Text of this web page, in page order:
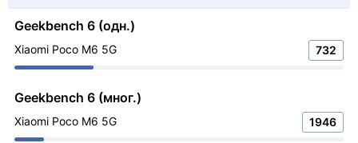
Geekbench 6 (одн.)
Xiaomi Poco M6 5G 732
Geekbench 6 (мног.)
Xiaomi Poco M6 5G 1946